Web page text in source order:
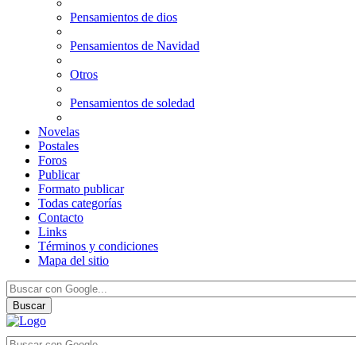
Pensamientos de dios
Pensamientos de Navidad
Otros
Pensamientos de soledad
Novelas
Postales
Foros
Publicar
Formato publicar
Todas categorías
Contacto
Links
Términos y condiciones
Mapa del sitio
Buscar